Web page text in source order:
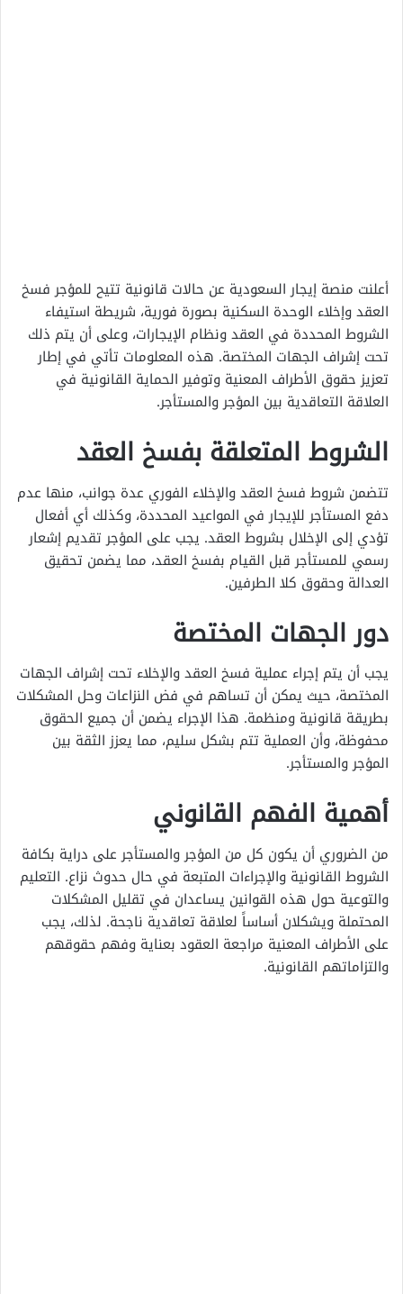
أعلنت منصة إيجار السعودية عن حالات قانونية تتيح للمؤجر فسخ
العقد وإخلاء الوحدة السكنية بصورة فورية، شريطة استيفاء
الشروط المحددة في العقد ونظام الإيجارات، وعلى أن يتم ذلك
تحت إشراف الجهات المختصة. هذه المعلومات تأتي في إطار
تعزيز حقوق الأطراف المعنية وتوفير الحماية القانونية في
العلاقة التعاقدية بين المؤجر والمستأجر.
الشروط المتعلقة بفسخ العقد
تتضمن شروط فسخ العقد والإخلاء الفوري عدة جوانب، منها عدم
دفع المستأجر للإيجار في المواعيد المحددة، وكذلك أي أفعال
تؤدي إلى الإخلال بشروط العقد. يجب على المؤجر تقديم إشعار
رسمي للمستأجر قبل القيام بفسخ العقد، مما يضمن تحقيق
العدالة وحقوق كلا الطرفين.
دور الجهات المختصة
يجب أن يتم إجراء عملية فسخ العقد والإخلاء تحت إشراف الجهات
المختصة، حيث يمكن أن تساهم في فض النزاعات وحل المشكلات
بطريقة قانونية ومنظمة. هذا الإجراء يضمن أن جميع الحقوق
محفوظة، وأن العملية تتم بشكل سليم، مما يعزز الثقة بين
المؤجر والمستأجر.
أهمية الفهم القانوني
من الضروري أن يكون كل من المؤجر والمستأجر على دراية بكافة
الشروط القانونية والإجراءات المتبعة في حال حدوث نزاع. التعليم
والتوعية حول هذه القوانين يساعدان في تقليل المشكلات
المحتملة ويشكلان أساساً لعلاقة تعاقدية ناجحة. لذلك، يجب
على الأطراف المعنية مراجعة العقود بعناية وفهم حقوقهم
والتزاماتهم القانونية.